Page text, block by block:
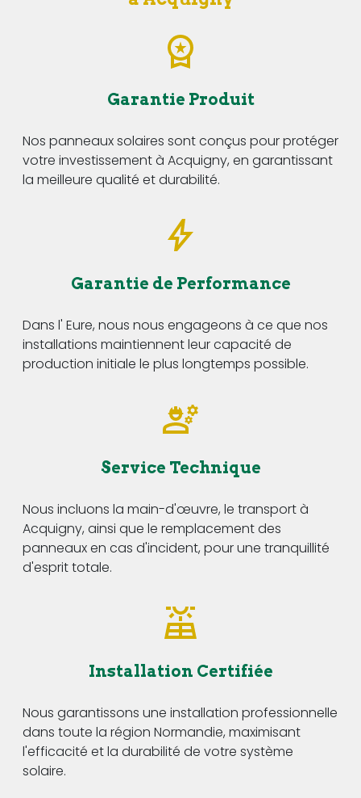
Garantie Produit
Nos panneaux solaires sont conçus pour protéger
votre investissement à Acquigny, en garantissant
la meilleure qualité et durabilité.
Garantie de Performance
Dans l' Eure, nous nous engageons à ce que nos
installations maintiennent leur capacité de
production initiale le plus longtemps possible.
Service Technique
Nous incluons la main-d'œuvre, le transport à
Acquigny, ainsi que le remplacement des
panneaux en cas d'incident, pour une tranquillité
d'esprit totale.
Installation Certifiée
Nous garantissons une installation professionnelle
dans toute la région Normandie, maximisant
l'efficacité et la durabilité de votre système
solaire.